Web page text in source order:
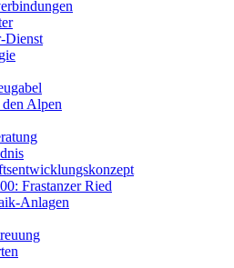
Dienst
Alpen
Frastanzer Ried
Anlagen